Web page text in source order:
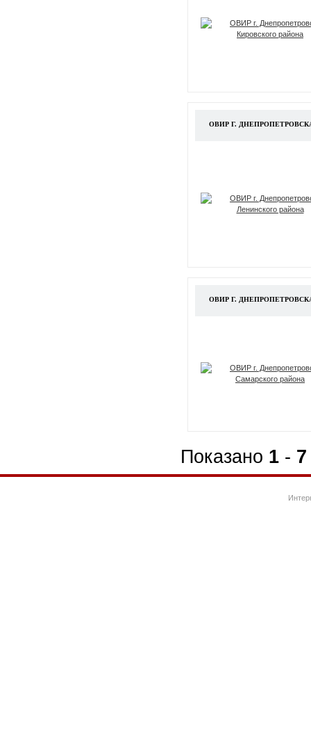
ОВИР Г.
ОВИР Г.
Показано 1 - 7